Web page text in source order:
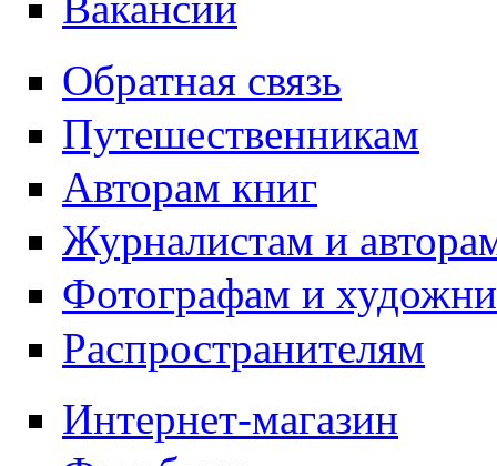
Обратная связь
Путешественникам
Авторам книг
Журналистам и
Фотографам и
Распространителям
Интернет-магазин